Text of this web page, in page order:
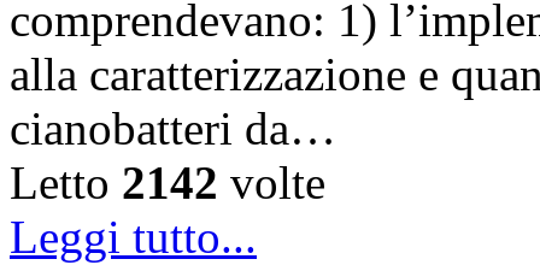
comprendevano: 1)
alla caratterizzazione e
cianobatteri da…
Letto 2142 volte
Leggi tutto...